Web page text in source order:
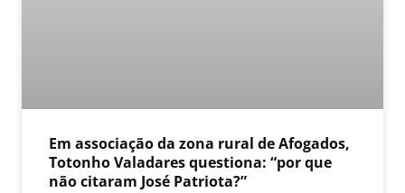
Em associação da zona rural de Afogados,
Totonho Valadares questiona: “por que
não citaram José Patriota?”